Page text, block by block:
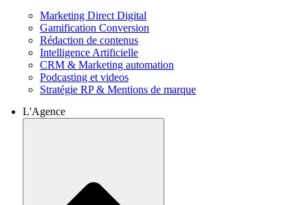
Marketing Direct Digital
Gamification Conversion
Rédaction de contenus
Intelligence Artificielle
CRM & Marketing automation
Podcasting et videos
Stratégie RP & Mentions de marque
L'Agence